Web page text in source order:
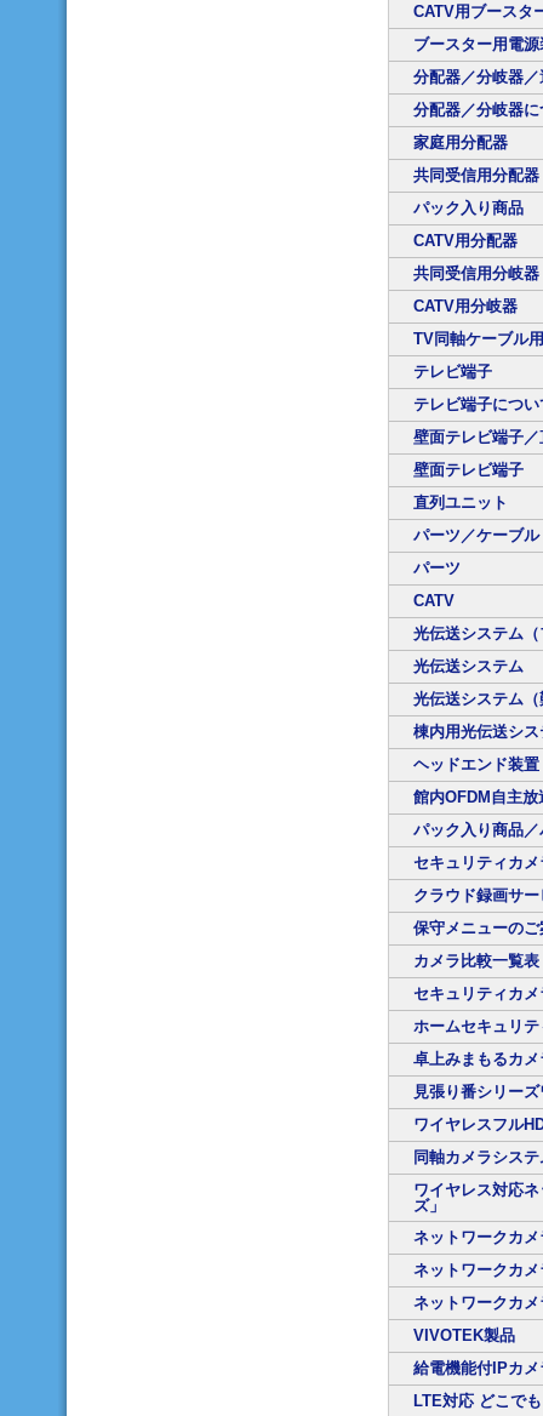
CATV用ブースタ
ブースター用電
分配器／分岐器
分配器／分岐器に
家庭用分配器
共同受信用分配器
パック入り商品
CATV用分配器
共同受信用分岐器
CATV用分岐器
TV同軸ケーブル
テレビ端子
テレビ端子につい
壁面テレビ端子
壁面テレビ端子
直列ユニット
パーツ／ケーブル
パーツ
CATV
光伝送システム
光伝送システム
光伝送システム
棟内用光伝送シス
ヘッドエンド装置
館内OFDM自主放
パック入り商品／
セキュリティカ
クラウド録画サー
保守メニューのご
カメラ比較一覧表
セキュリティカ
ホームセキュリテ
卓上みまもるカメ
見張り番シリー
ワイヤレスフル
同軸カメラシステ
ワイヤレス対応
ズ」
ネットワークカ
ネットワークカ
ネットワークカ
VIVOTEK製品
給電機能付IPカ
LTE対応 どこで